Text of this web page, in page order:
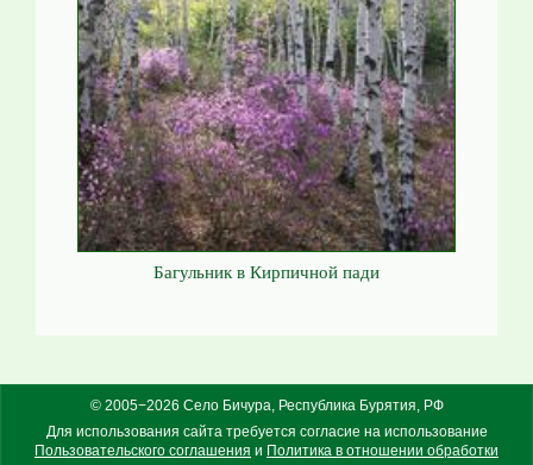
Багульник в Кирпичной пади
© 2005−2026 Село Бичура, Республика Бурятия, РФ
Для использования сайта требуется согласие на использование
Пользовательского соглашения и Политика в отношении обработки